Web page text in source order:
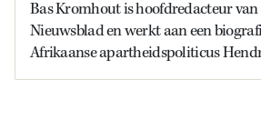
Bas Kromhout is hoofdredacteur
Nieuwsblad en werkt aan een
Afrikaanse apartheidspoliticus